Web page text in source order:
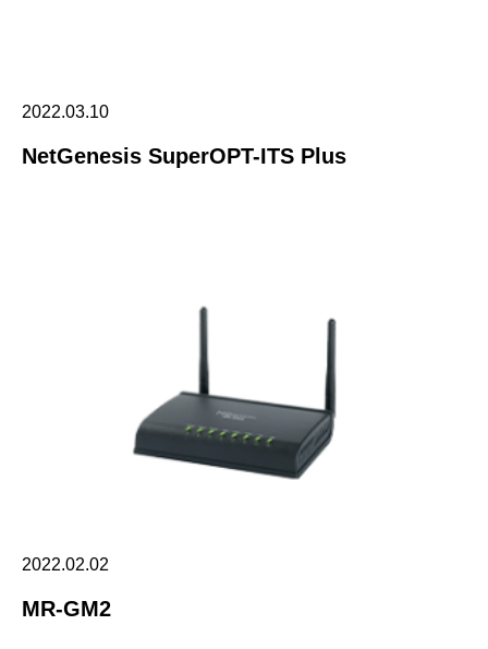
2022.03.10
NetGenesis SuperOPT-ITS Plus
2022.02.02
MR-GM2